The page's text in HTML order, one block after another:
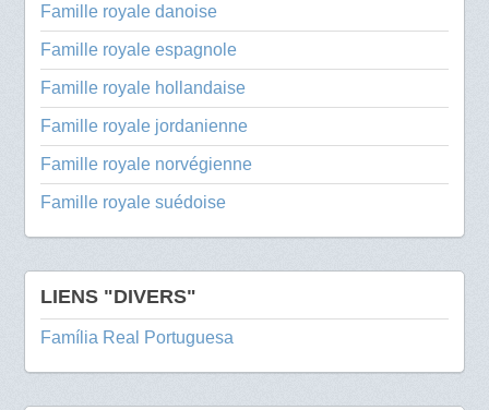
Famille royale danoise
Famille royale espagnole
Famille royale hollandaise
Famille royale jordanienne
Famille royale norvégienne
Famille royale suédoise
LIENS "DIVERS"
Família Real Portuguesa